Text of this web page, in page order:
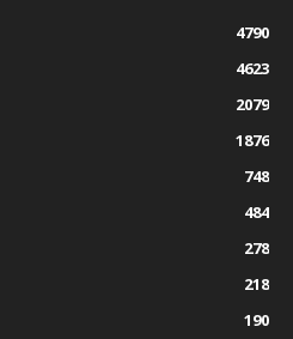
4790
4623
2079
1876
748
484
278
218
190